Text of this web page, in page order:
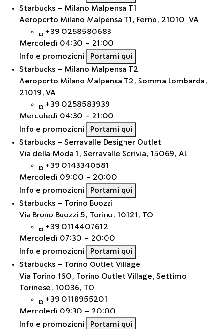
Starbucks - Milano Malpensa T1
Aeroporto Milano Malpensa T1, Ferno, 21010, VA
+39 0258580683
Mercoledì 04:30 - 21:00
Info e promozioni
Portami qui
Starbucks - Milano Malpensa T2
Aeroporto Milano Malpensa T2, Somma Lombarda,
21019, VA
+39 0258583939
Mercoledì 04:30 - 21:00
Info e promozioni
Portami qui
Starbucks - Serravalle Designer Outlet
Via della Moda 1, Serravalle Scrivia, 15069, AL
+39 0143340581
Mercoledì 09:00 - 20:00
Info e promozioni
Portami qui
Starbucks - Torino Buozzi
Via Bruno Buozzi 5, Torino, 10121, TO
+39 0114407612
Mercoledì 07:30 - 20:00
Info e promozioni
Portami qui
Starbucks - Torino Outlet Village
Via Torino 160, Torino Outlet Village, Settimo
Torinese, 10036, TO
+39 0118955201
Mercoledì 09:30 - 20:00
Info e promozioni
Portami qui